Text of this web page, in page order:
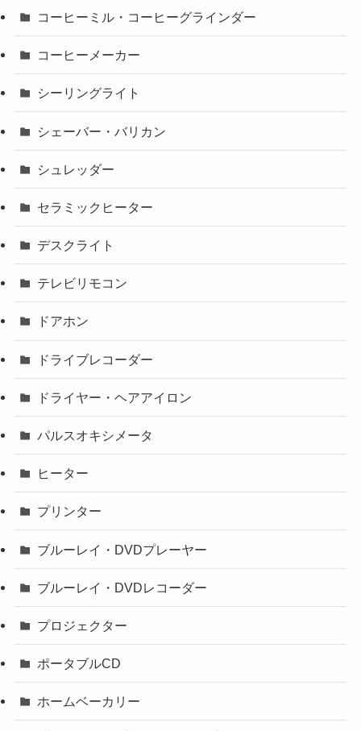
コーヒーミル・コーヒーグラインダー
コーヒーメーカー
シーリングライト
シェーバー・バリカン
シュレッダー
セラミックヒーター
デスクライト
テレビリモコン
ドアホン
ドライブレコーダー
ドライヤー・ヘアアイロン
パルスオキシメータ
ヒーター
プリンター
ブルーレイ・DVDプレーヤー
ブルーレイ・DVDレコーダー
プロジェクター
ポータブルCD
ホームベーカリー